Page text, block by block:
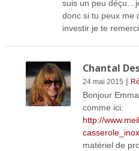
suis un peu
donc si tu peux me
investir je te
Chantal
24 mai 2015 |
Bonjour
comme ici:
http://
matériel de